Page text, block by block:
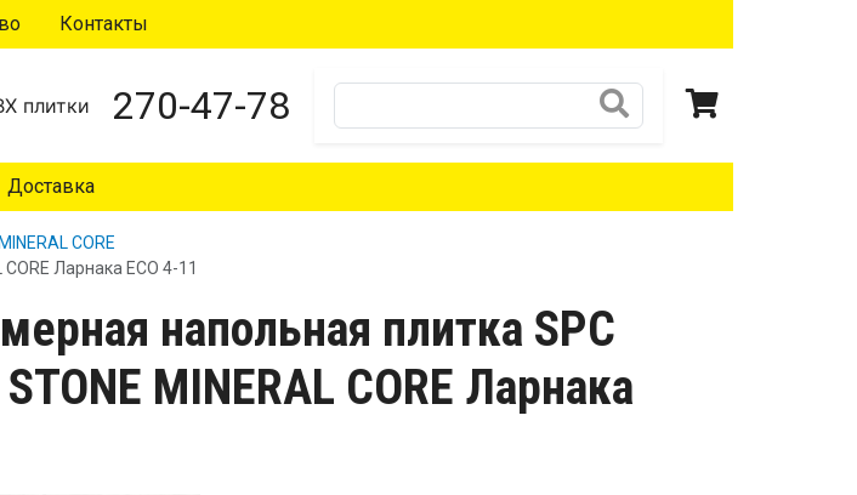
Контакты
плитки 270-47-78
Доставка
CORE
Ларнака ECO 4-11
напольная плитка SPC
MINERAL CORE Ларнака